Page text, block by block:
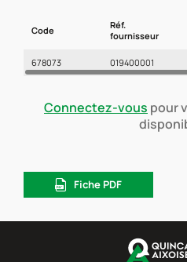
Code
Réf.
fournisseur
678073 019400001
Connectez-vous pour
Fiche PDF